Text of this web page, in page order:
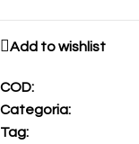
Add to wishlist
COD:
Categoria:
Tag: